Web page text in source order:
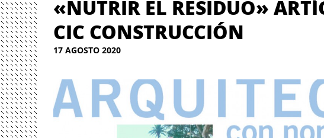
«NUTRIR EL RESIDUO»
CIC CONSTRUCCIÓN
17 AGOSTO 2020